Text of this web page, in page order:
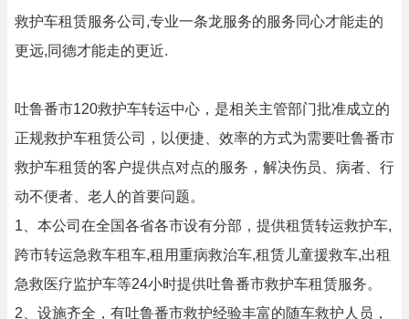
救护车租赁服务公司,专业一条龙服务的服务同心才能走的
更远,同德才能走的更近.
吐鲁番市120救护车转运中心，是相关主管部门批准成立的
正规救护车租赁公司，以便捷、效率的方式为需要吐鲁番市
救护车租赁的客户提供点对点的服务，解决伤员、病者、行
动不便者、老人的首要问题。
1、本公司在全国各省各市设有分部，提供租赁转运救护车,
跨市转运急救车租车,租用重病救治车,租赁儿童援救车,出租
急救医疗监护车等24小时提供吐鲁番市救护车租赁服务。
2、设施齐全，有吐鲁番市救护经验丰富的随车救护人员，